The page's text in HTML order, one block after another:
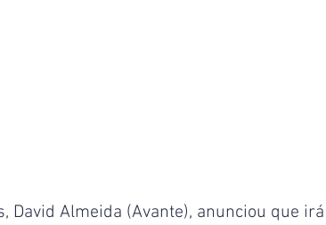
David Almeida (Avante), anunciou que